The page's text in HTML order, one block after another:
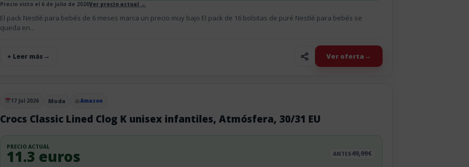
Precio visto el 6 de julio de 2026Ver precio actual →
El pack Nestlé para bebés de 6 meses marca un precio muy bajo El pack de 16 bolsitas de puré Nestlé para bebés se
queda en...
+ Leer más Ver oferta
Publicado el
17 Jul 2026 Moda Amazon
Crocs Classic Lined Clog K unisex infantiles, Atmósfera, 30/31 EU
PRECIO ACTUAL
11.3 euros ANTES49,99€